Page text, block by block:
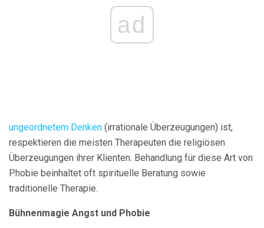
ad
ungeordnetem Denken (irrationale Überzeugungen) ist,
respektieren die meisten Therapeuten die religiösen
Überzeugungen ihrer Klienten. Behandlung für diese Art von
Phobie beinhaltet oft spirituelle Beratung sowie
traditionelle Therapie.
Bühnenmagie Angst und Phobie